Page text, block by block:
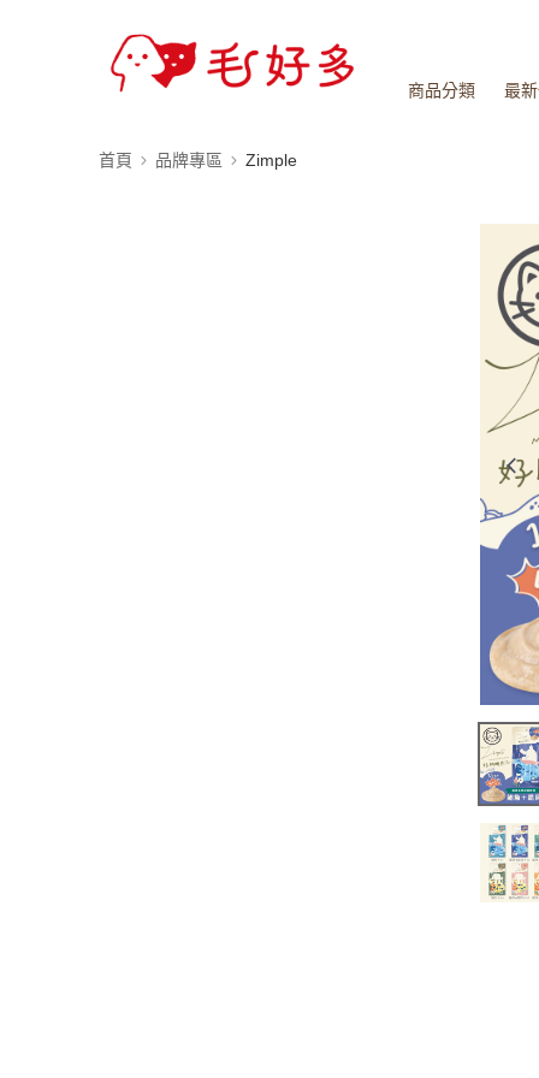
商品分類 最
首頁 品牌專區 Zimple